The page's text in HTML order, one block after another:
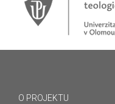
O PROJEKTU